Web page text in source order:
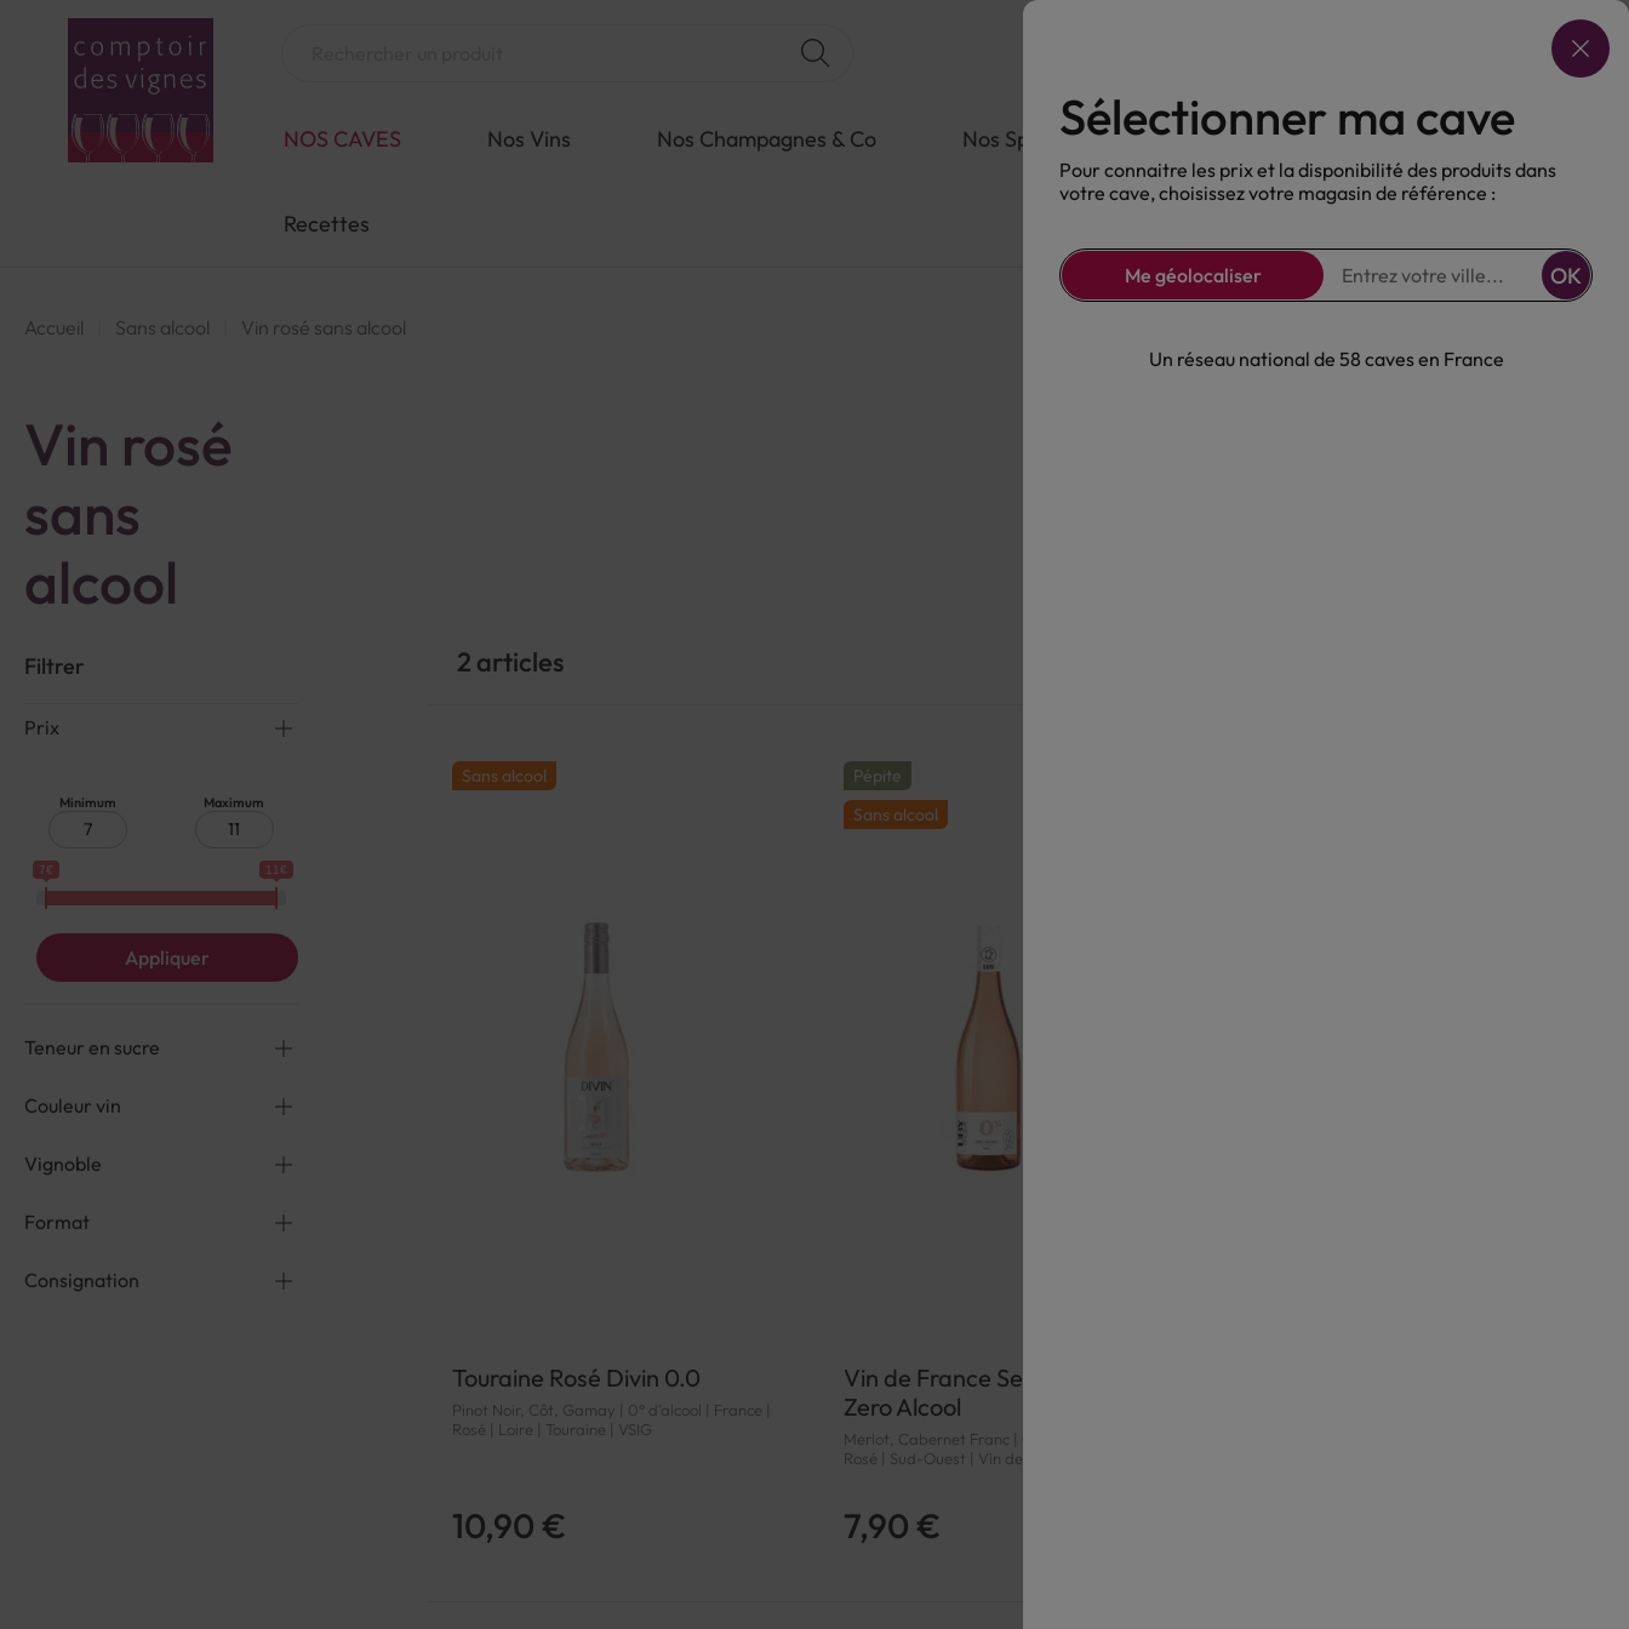
Choisir ma cave
NOS CAVES Nos Vins Nos Champagnes & Co Nos Spiritueux Nos Bières Sans alcool
Recettes
Accueil Sans alcool Vin rosé sans alcool
Vin rosé
sans
alcool
2 articles
Sans alcool
Touraine Rosé Divin 0.0
Pinot Noir, Côt, Gamay | 0° d'alcool | France |
Rosé | Loire | Touraine | VSIG
10,90 €
Pépite
Sans alcool
Vin de France Sec Rosé Uby 0%
Zero Alcool
Merlot, Cabernet Franc | 0° d'alcool | France |
Rosé | Sud-Ouest | Vin de France | VSIG
7,90 €
Filtrer
Prix
Minimum Maximum
7€ 11€
Appliquer
Teneur en sucre
Couleur vin
Vignoble
Format
Consignation
Sélectionner ma cave
Pour connaitre les prix et la disponibilité des produits dans
votre cave, choisissez votre magasin de référence :
Me géolocaliser OK
Un réseau national de 58 caves en France